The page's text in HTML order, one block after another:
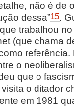
não é de
dessa”15.
trabalhou
(que chama
o
que o
o ditador
em 1981